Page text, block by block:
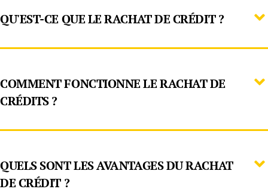
QU'EST-CE QUE LE RACHAT DE CRÉDIT ?
COMMENT FONCTIONNE LE RACHAT DE
CRÉDITS ?
QUELS SONT LES AVANTAGES DU RACHAT
DE CRÉDIT ?